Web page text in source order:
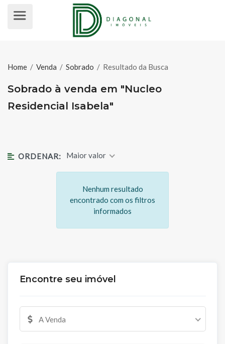
Home / Venda / Sobrado / Resultado da Busca
Sobrado à venda em "Nucleo
Residencial Isabela"
Encontre seu imóvel
A Venda
ORDENAR: Maior valor
Nenhum resultado
encontrado com os filtros
informados